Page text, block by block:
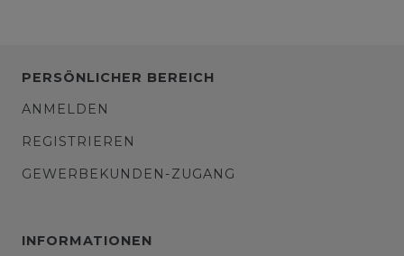
PERSÖNLICHER BEREICH
ANMELDEN
REGISTRIEREN
GEWERBEKUNDEN-ZUGANG
INFORMATIONEN